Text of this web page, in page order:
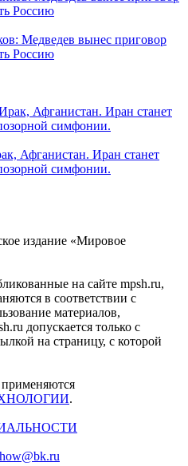
Медведев вынес приговор
Россию
Афганистан. Иран станет
симфонии.
издание «Мировое
на сайте mpsh.ru,
в соответствии с
материалов,
допускается только с
на страницу, с которой
.